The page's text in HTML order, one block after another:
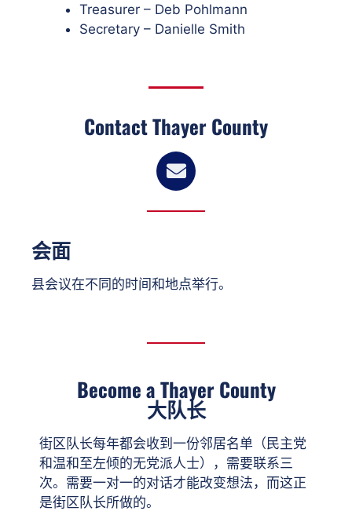
Treasurer – Deb Pohlmann
Secretary – Danielle Smith
Contact Thayer County
会面
县会议在不同的时间和地点举行。
Become a Thayer County
大队长
街区队长每年都会收到一份邻居名单（民主党
和温和至左倾的无党派人士），需要联系三
次。需要一对一的对话才能改变想法，而这正
是街区队长所做的。